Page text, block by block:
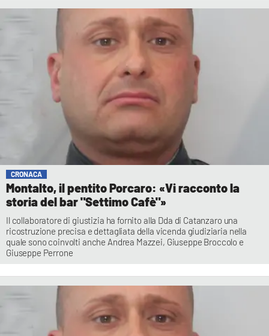
CRONACA
Montalto, il pentito Porcaro: «Vi racconto la
storia del bar "Settimo Cafè"»
Il collaboratore di giustizia ha fornito alla Dda di Catanzaro una
ricostruzione precisa e dettagliata della vicenda giudiziaria nella
quale sono coinvolti anche Andrea Mazzei, Giuseppe Broccolo e
Giuseppe Perrone